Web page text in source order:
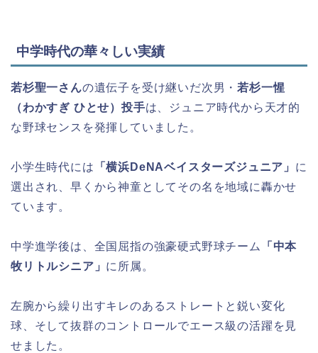
中学時代の華々しい実績
若杉聖一さんの遺伝子を受け継いだ次男・若杉一惺
（わかすぎ ひとせ）投手は、ジュニア時代から天才的
な野球センスを発揮していました。
小学生時代には 「横浜DeNAベイスターズジュニア」 に
選出され、早くから神童としてその名を地域に轟かせ
ています。
中学進学後は、全国屈指の強豪硬式野球チーム
「中本
牧リトルシニア」 に所属。
左腕から繰り出すキレのあるストレートと鋭い変化
球、そして抜群のコントロールでエース級の活躍を見
せました。